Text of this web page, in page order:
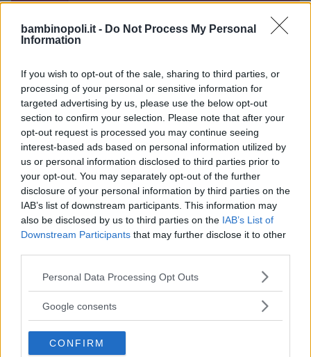
bambinopoli.it - Do Not Process My Personal
Information
If you wish to opt-out of the sale, sharing to third parties, or
processing of your personal or sensitive information for
targeted advertising by us, please use the below opt-out
section to confirm your selection. Please note that after your
opt-out request is processed you may continue seeing
interest-based ads based on personal information utilized by
us or personal information disclosed to third parties prior to
your opt-out. You may separately opt-out of the further
disclosure of your personal information by third parties on the
IAB’s list of downstream participants. This information may
also be disclosed by us to third parties on the IAB’s List of
Downstream Participants that may further disclose it to other
Please note that this website/app uses one or more Google
not limited to your visit or usage behaviour. You may click to
use your data for below specified purposes in below Google
consent section.
Personal Data Processing Opt Outs
Google consents
CONFIRM
Valigie per il Parto
Corsi di Lingua per bambini
Laboratori creativi per bambini